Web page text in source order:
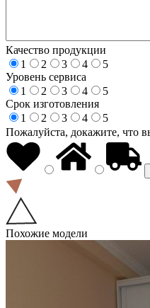
Качество продукции
1
2 3 4
5
Уровень сервиса
1
2 3 4
5
Срок изготовления
1
2 3 4
5
Пожалуйста, докажите, что
Похожие модели